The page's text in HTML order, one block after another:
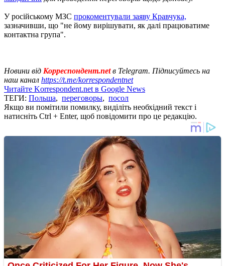
У російському МЗС прокоментували заяву Кравчука,
зазначивши, що "не йому вирішувати, як далі працюватиме
контактна група".
Новини від Корреспондент.netв Telegram. Підписуйтесь на
наш канал https://t.me/korrespondentnet
Читайте Korrespondent.net в Google News
ТЕГИ: Польша, переговоры, посол
Якщо ви помітили помилку, виділіть необхідний текст і
натисніть Ctrl + Enter, щоб повідомити про це редакцію.